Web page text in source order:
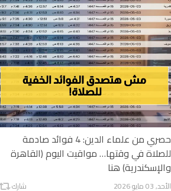
حصري من علماء الدين: 4 فوائد صادمة
للصلاة في وقتها… مواقيت اليوم (القاهرة
والإسكندرية) هنا
الأحد, 03 مايو 2026 شارك